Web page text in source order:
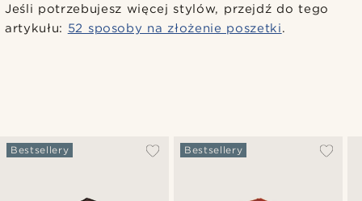
Jeśli potrzebujesz więcej stylów, przejdź do tego
artykułu: 52 sposoby na złożenie poszetki.
Bestsellery Bestsellery